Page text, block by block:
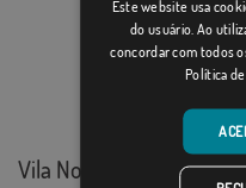
Vila Nova de Cacela
Este website usa
do usuário. Ao
concordar com todos
Política